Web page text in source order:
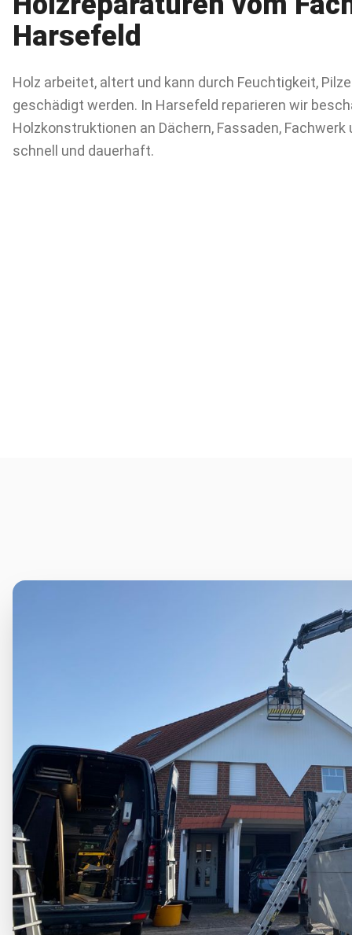
Harsefeld
Holz arbeitet, altert und kann durch Feuchtigkeit,
geschädigt werden. In Harsefeld reparieren wir
Holzkonstruktionen an Dächern, Fassaden,
schnell und dauerhaft.